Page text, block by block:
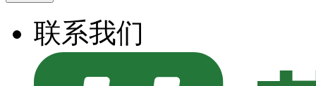
联系我们